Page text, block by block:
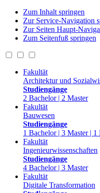
Zum Inhalt springen
Zur Service-Navigation
Zur Seiten Haupt-
Zum Seitenfuß springen
Fakultät
Architektur und
Studiengänge
2 Bachelor | 2 Master
Fakultät
Bauwesen
Studiengänge
1 Bachelor | 3 Master |
Fakultät
Ingenieurwissenschaften
Studiengänge
4 Bachelor | 3 Master
Fakultät
Digitale Transformation